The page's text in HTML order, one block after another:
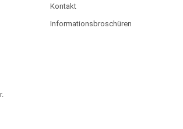
Kontakt
Informationsbroschüren